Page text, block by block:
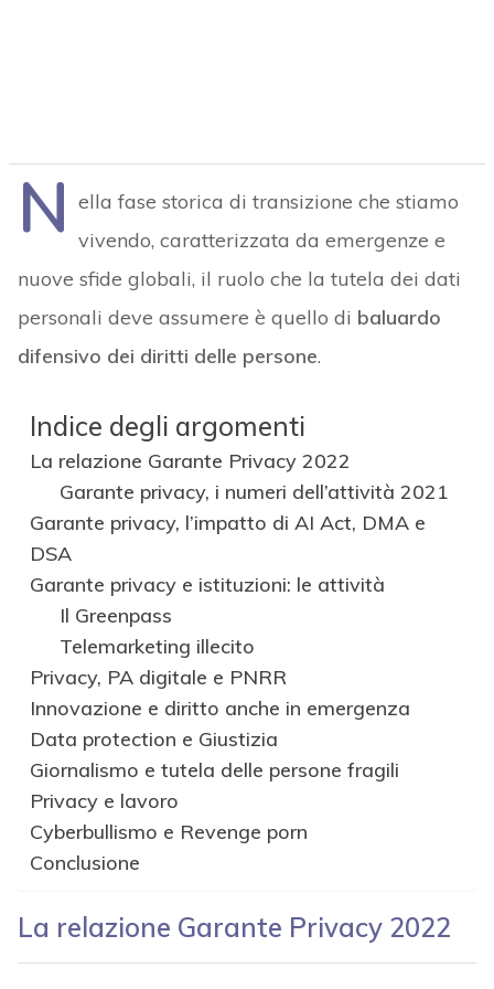
N ella fase storica di transizione che stiamo
vivendo, caratterizzata da emergenze e
nuove sfide globali, il ruolo che la tutela dei dati
personali deve assumere è quello di baluardo
difensivo dei diritti delle persone.
Indice degli argomenti
La relazione Garante Privacy 2022
Garante privacy, i numeri dell’attività 2021
Garante privacy, l’impatto di AI Act, DMA e
DSA
Garante privacy e istituzioni: le attività
Il Greenpass
Telemarketing illecito
Privacy, PA digitale e PNRR
Innovazione e diritto anche in emergenza
Data protection e Giustizia
Giornalismo e tutela delle persone fragili
Privacy e lavoro
Cyberbullismo e Revenge porn
Conclusione
La relazione Garante Privacy 2022